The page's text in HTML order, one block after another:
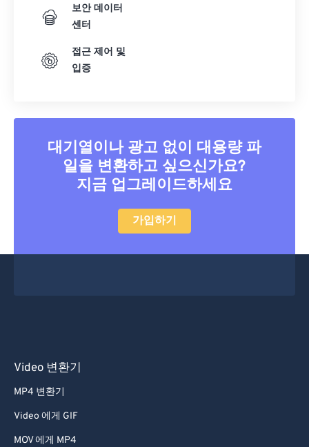
보안 데이터
센터
접근 제어 및
입증
대기열이나 광고 없이 대용량 파
일을 변환하고 싶으신가요?
지금 업그레이드하세요
가입하기
Video 변환기
MP4 변환기
Video 에게 GIF
MOV 에게 MP4